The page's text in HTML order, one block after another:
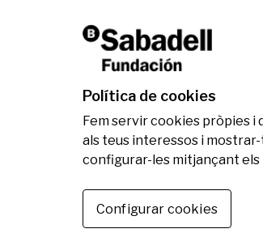
Av. Diagonal, 456 2ª planta
Política de cookies
Fem servir cookies pròpies
als teus interessos i
configurar-les mitjançant els
Configurar cookies